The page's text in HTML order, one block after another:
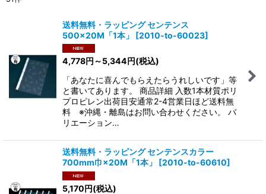
並び順:
絞り込む
送料無料・ラッピング センテンス
500×20M「1本」
[2010-to-60023]
4,778円 ～5,344円(税込)
「あなたに喜んでもらえたらうれしいです」等
と書いてあります。 商品詳細 入数1本材質ポリ
プロピレン出荷目安通常2-4営業日ほど送料無
料 ※沖縄・離島はお問い合わせください。 バ
リエーション…
送料無料・ラッピング センテンスカラー
700mm巾×20M「1本」
[2010-to-60610]
5,170円(税込)